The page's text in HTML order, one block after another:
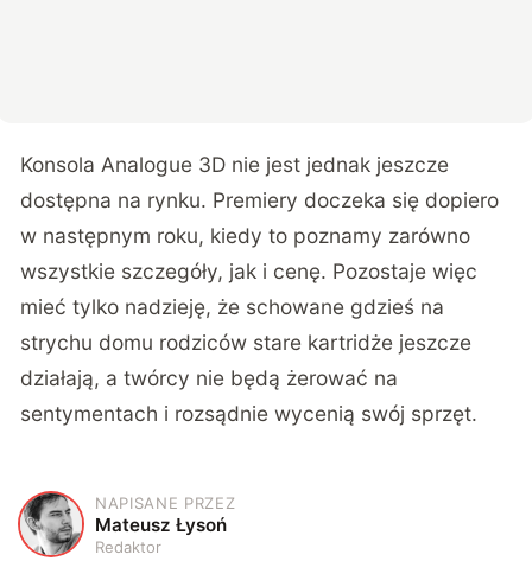
Konsola Analogue 3D nie jest jednak jeszcze
dostępna na rynku. Premiery doczeka się dopiero
w następnym roku, kiedy to poznamy zarówno
wszystkie szczegóły, jak i cenę. Pozostaje więc
mieć tylko nadzieję, że schowane gdzieś na
strychu domu rodziców stare kartridże jeszcze
działają, a twórcy nie będą żerować na
sentymentach i rozsądnie wycenią swój sprzęt.
M
NAPISANE PRZEZ
Mateusz Łysoń
Redaktor